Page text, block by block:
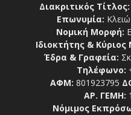
Διακριτικός Τίτλος:
Επωνυμία:
Νομική Μορφή:
Ιδιοκτήτης &
Έδρα & Γραφεία:
Τηλέφωνο:
ΑΦΜ: 801923795
ΑΡ. ΓΕΜΗ:
Νόμιμος